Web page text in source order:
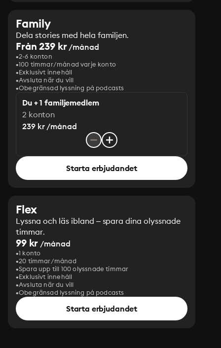
Family
Dela stories med hela familjen.
Från 239 kr/månad
2-6 konton
100 timmar/månad varje konto
Exklusivt innehåll
Avsluta när du vill
Obegränsad lyssning på podcasts
Du + 1 familjemedlem
2 konton
239 kr /månad
Starta erbjudandet
Flex
Lyssna och läs ibland – spara dina olyssnade
timmar.
99 kr /månad
1 konto
20 timmar/månad
Spara upp till 100 olyssnade timmar
Exklusivt innehåll
Avsluta när du vill
Obegränsad lyssning på podcasts
Starta erbjudandet